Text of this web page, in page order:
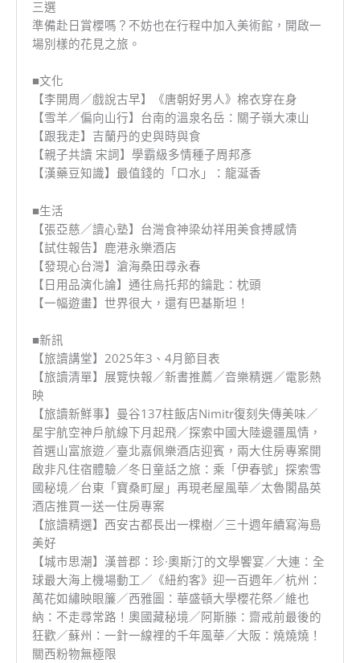
三選
準備赴日賞櫻嗎？不妨也在行程中加入美術館，開啟一
場別樣的花見之旅。
■文化
【李開周／戲說古早】《唐朝好男人》棉衣穿在身
【雪羊／偏向山行】台南的溫泉名岳：關子嶺大凍山
【跟我走】吉蘭丹的史與時與食
【親子共讀 宋詞】學霸級多情種子周邦彥
【漢藥豆知識】最值錢的「口水」：龍涎香
■生活
【張亞慈／讀心塾】台灣食神梁幼祥用美食搏感情
【試住報告】鹿港永樂酒店
【發現心台灣】滄海桑田尋永春
【日用品演化論】通往烏托邦的鑰匙：枕頭
【一幅遊畫】世界很大，還有巴基斯坦！
■新訊
【旅讀講堂】2025年3、4月節目表
【旅讀清單】展覽快報／新書推薦／音樂精選／電影熱
映
【旅讀新鮮事】曼谷137柱飯店Nimitr復刻失傳美味／
星宇航空神戶航線下月起飛／探索中國大陸邊疆風情，
首選山富旅遊／臺北嘉佩樂酒店迎賓，兩大住房專案開
啟非凡住宿體驗／冬日童話之旅：乘「伊春號」探索雪
國秘境／台東「寶桑町屋」再現老屋風華／太魯閣晶英
酒店推買一送一住房專案
【旅讀精選】西安古都長出一棵樹／三十週年續寫海島
美好
【城市思潮】漢普郡：珍·奧斯汀的文學饗宴／大連：全
球最大海上機場動工／《紐約客》迎一百週年／杭州：
萬花如繡映眼簾／西雅圖：華盛頓大學櫻花祭／維也
納：不走尋常路！奧國藏秘境／阿斯滕：齋戒前最後的
狂歡／蘇州：一針一線裡的千年風華／大阪：燒燒燒！
關西粉物無極限